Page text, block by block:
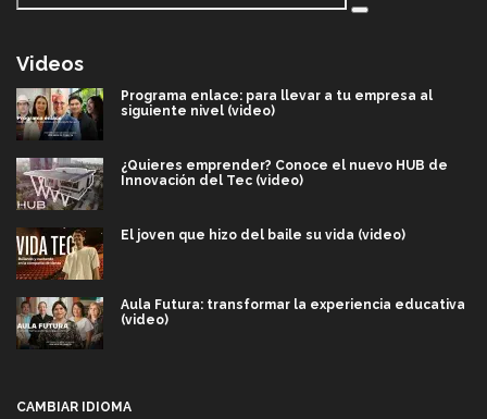
Videos
Programa enlace: para llevar a tu empresa al
siguiente nivel (video)
¿Quieres emprender? Conoce el nuevo HUB de
Innovación del Tec (video)
El joven que hizo del baile su vida (video)
Aula Futura: transformar la experiencia educativa
(video)
CAMBIAR IDIOMA